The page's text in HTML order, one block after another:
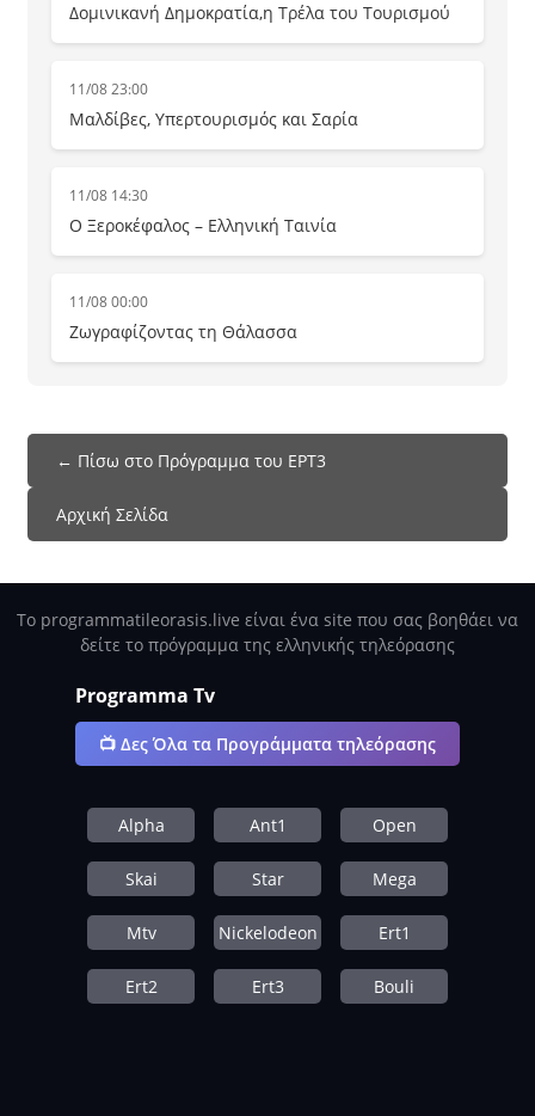
Δομινικανή Δημοκρατία,η Τρέλα του Τουρισμού
11/08 23:00
Μαλδίβες, Υπερτουρισμός και Σαρία
11/08 14:30
Ο Ξεροκέφαλος – Ελληνική Ταινία
11/08 00:00
Ζωγραφίζοντας τη Θάλασσα
← Πίσω στο Πρόγραμμα του ΕΡΤ3
Αρχική Σελίδα
Το programmatileorasis.live είναι ένα site που σας βοηθάει να
δείτε το πρόγραμμα της ελληνικής τηλεόρασης
Programma Tv
📺 Δες Όλα τα Προγράμματα τηλεόρασης
Alpha Ant1 Open
Skai Star Mega
Mtv Nickelodeon Ert1
Ert2 Ert3 Bouli